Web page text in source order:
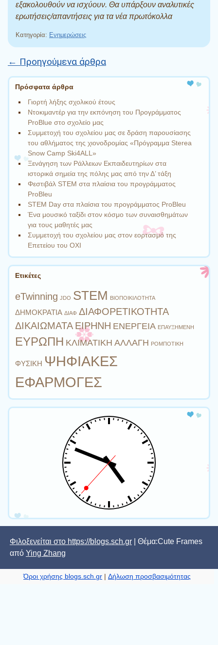
εξακολουθούν να ισχύουν. Θα υπάρξουν αναλυτικές
ερωτήσεις/απαντήσεις για τα νέα πρωτόκολλα
Κατηγορία: Ενημερώσεις
Πλοήγηση άρθρων
← Προηγούμενα άρθρα
Πρόσφατα άρθρα
Γιορτή λήξης σχολικού έτους
Ντοκιμαντέρ για την εκπόνηση του Προγράμματος
ProBlue στο σχολείο μας
Συμμετοχή του σχολείου μας σε δράση παρουσίασης
του αθλήματος της χιονοδρομίας «Πρόγραμμα Sterea
Snow Camp Ski4ALL»
Ξενάγηση των Ράλλειων Εκπαιδευτηρίων στα
ιστορικά σημεία της πόλης μας από την Δ’ τάξη
Φεστιβάλ STEM στα πλαίσια του προγράμματος
ProBleu
STEM Day στα πλαίσια του προγράμματος ProBleu
Ένα μουσικό ταξίδι στον κόσμο των συναισθημάτων
για τους μαθητές μας
Συμμετοχή του σχολείου μας στον εορτασμό της
Επετείου του ΟΧΙ
Ετικέτες
eTwinning JDO STEM ΒΙΟΠΟΙΚΙΛΟΤΗΤΑ
ΔΗΜΟΚΡΑΤΙΑ ΔΙΑΦ ΔΙΑΦΟΡΕΤΙΚΟΤΗΤΑ
ΔΙΚΑΙΩΜΑΤΑ ΕΙΡΗΝΗ ΕΝΕΡΓΕΙΑ ΕΠΑΥΞΗΜΕΝΗ
ΕΥΡΩΠΗ ΚΛΙΜΑΤΙΚΗ ΑΛΛΑΓΗ ΡΟΜΠΟΤΙΚΗ
ΦΥΣΙΚΗ ΨΗΦΙΑΚΕΣ
ΕΦΑΡΜΟΓΕΣ
Φιλοξενείται στο https://blogs.sch.gr | Θέμα:Cute Frames
από Ying Zhang
Όροι χρήσης blogs.sch.gr |Δήλωση προσβασιμότητας